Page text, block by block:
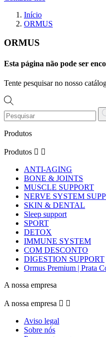
Início
ORMUS
ORMUS
Esta página não pode ser
Tente pesquisar no nosso
Produtos
Produtos  
ANTI-AGING
BONE & JOINTS
MUSCLE SUPPORT
NERVE SYSTEM
SKIN & DENTAL
Sleep support
SPORT
DETOX
IMMUNE SYSTEM
COM DESCONTO
DIGESTION SUPPORT
Ormus Premium | Prata
A nossa empresa
A nossa empresa  
Aviso legal
Sobre nós